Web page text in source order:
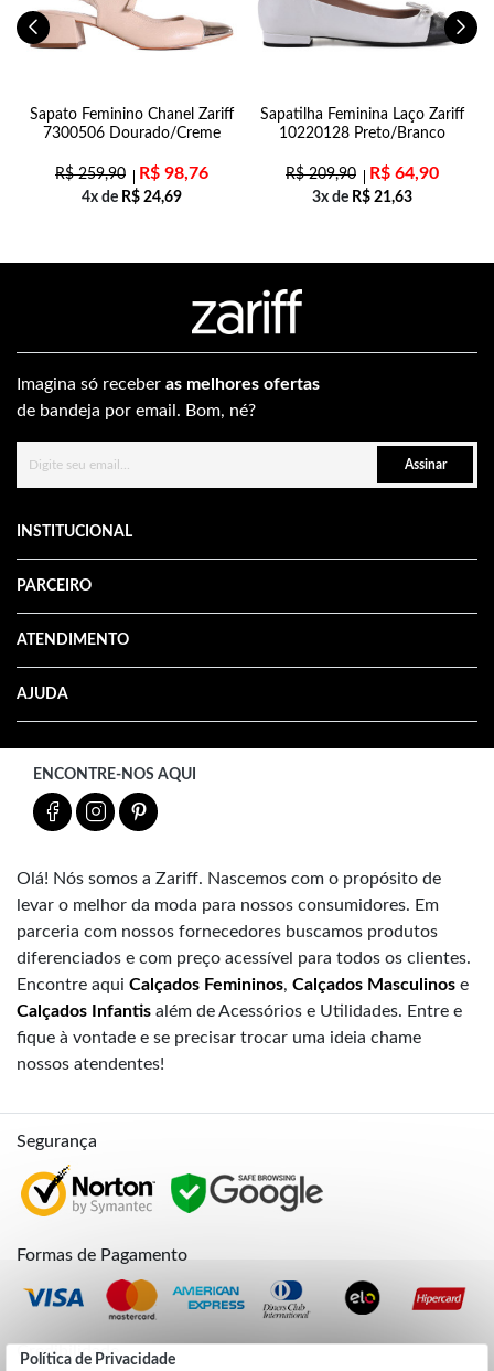
Política de Privacidade
Sapato Feminino Chanel Zariff
7300506 Dourado/Creme
R$259,90 R$ 98,76
4x de R$ 24,69
Sapatilha Feminina Laço Zariff
10220128 Preto/Branco
R$209,90 R$ 64,90
3x de R$ 21,63
Imagina só receber as melhores ofertas
de bandeja por email. Bom, né?
Assinar
INSTITUCIONAL
PARCEIRO
ATENDIMENTO
AJUDA
ENCONTRE-NOS AQUI
Olá! Nós somos a Zariff. Nascemos com o propósito de
levar o melhor da moda para nossos consumidores. Em
parceria com nossos fornecedores buscamos produtos
diferenciados e com preço acessível para todos os clientes.
Encontre aqui Calçados Femininos, Calçados Masculinos e
Calçados Infantis além de Acessórios e Utilidades. Entre e
fique à vontade e se precisar trocar uma ideia chame
nossos atendentes!
Segurança
Formas de Pagamento
Credibilidade